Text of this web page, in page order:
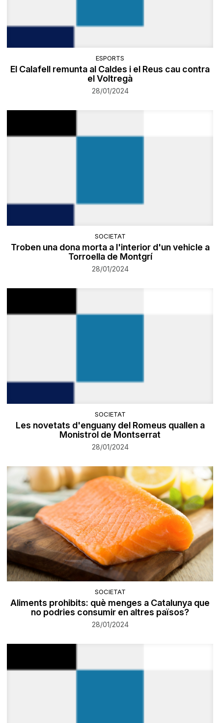
ESPORTS
El Calafell remunta al Caldes i el Reus cau contra
el Voltregà
28/01/2024
SOCIETAT
Troben una dona morta a l'interior d'un vehicle a
Torroella de Montgrí
28/01/2024
SOCIETAT
Les novetats d'enguany del Romeus quallen a
Monistrol de Montserrat
28/01/2024
SOCIETAT
Aliments prohibits: què menges a Catalunya que
no podries consumir en altres països?
28/01/2024